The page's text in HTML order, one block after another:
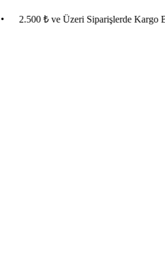
2.500 ₺ ve Üzeri Siparişlerde Kargo